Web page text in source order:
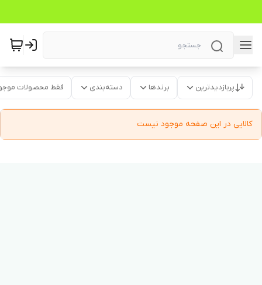
پربازدیدترین برندها دسته‌بندی فقط محصولات
کالایی در این صفحه موجود نیست